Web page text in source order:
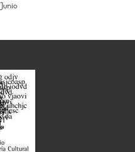
Junio